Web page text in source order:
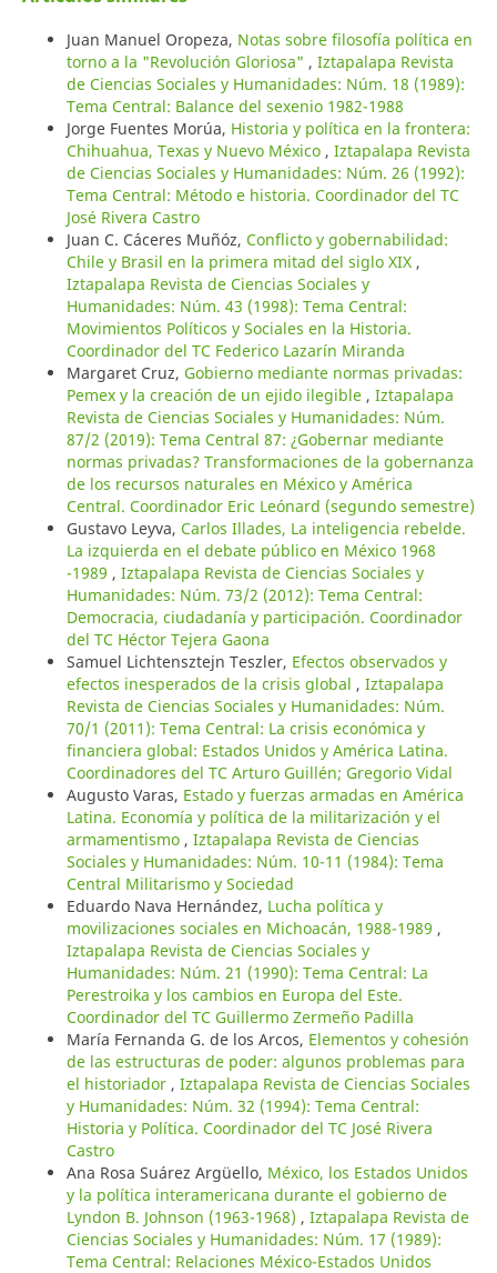
Juan Manuel Oropeza, Notas sobre filosofía política en
torno a la "Revolución Gloriosa" , Iztapalapa Revista
de Ciencias Sociales y Humanidades: Núm. 18 (1989):
Tema Central: Balance del sexenio 1982-1988
Jorge Fuentes Morúa, Historia y política en la frontera:
Chihuahua, Texas y Nuevo México , Iztapalapa Revista
de Ciencias Sociales y Humanidades: Núm. 26 (1992):
Tema Central: Método e historia. Coordinador del TC
José Rivera Castro
Juan C. Cáceres Muñóz, Conflicto y gobernabilidad:
Chile y Brasil en la primera mitad del siglo XIX ,
Iztapalapa Revista de Ciencias Sociales y
Humanidades: Núm. 43 (1998): Tema Central:
Movimientos Políticos y Sociales en la Historia.
Coordinador del TC Federico Lazarín Miranda
Margaret Cruz, Gobierno mediante normas privadas:
Pemex y la creación de un ejido ilegible , Iztapalapa
Revista de Ciencias Sociales y Humanidades: Núm.
87/2 (2019): Tema Central 87: ¿Gobernar mediante
normas privadas? Transformaciones de la gobernanza
de los recursos naturales en México y América
Central. Coordinador Eric Leónard (segundo semestre)
Gustavo Leyva, Carlos Illades, La inteligencia rebelde.
La izquierda en el debate público en México 1968
-1989 , Iztapalapa Revista de Ciencias Sociales y
Humanidades: Núm. 73/2 (2012): Tema Central:
Democracia, ciudadanía y participación. Coordinador
del TC Héctor Tejera Gaona
Samuel Lichtensztejn Teszler, Efectos observados y
efectos inesperados de la crisis global , Iztapalapa
Revista de Ciencias Sociales y Humanidades: Núm.
70/1 (2011): Tema Central: La crisis económica y
financiera global: Estados Unidos y América Latina.
Coordinadores del TC Arturo Guillén; Gregorio Vidal
Augusto Varas, Estado y fuerzas armadas en América
Latina. Economía y política de la militarización y el
armamentismo , Iztapalapa Revista de Ciencias
Sociales y Humanidades: Núm. 10-11 (1984): Tema
Central Militarismo y Sociedad
Eduardo Nava Hernández, Lucha política y
movilizaciones sociales en Michoacán, 1988-1989 ,
Iztapalapa Revista de Ciencias Sociales y
Humanidades: Núm. 21 (1990): Tema Central: La
Perestroika y los cambios en Europa del Este.
Coordinador del TC Guillermo Zermeño Padilla
María Fernanda G. de los Arcos, Elementos y cohesión
de las estructuras de poder: algunos problemas para
el historiador , Iztapalapa Revista de Ciencias Sociales
y Humanidades: Núm. 32 (1994): Tema Central:
Historia y Política. Coordinador del TC José Rivera
Castro
Ana Rosa Suárez Argüello, México, los Estados Unidos
y la política interamericana durante el gobierno de
Lyndon B. Johnson (1963-1968) , Iztapalapa Revista de
Ciencias Sociales y Humanidades: Núm. 17 (1989):
Tema Central: Relaciones México-Estados Unidos